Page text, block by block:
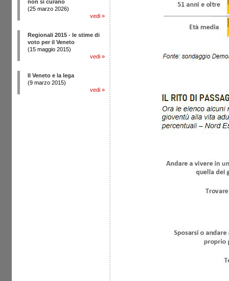
non si curano
(25 marzo 2026)
vedi »
Regionali 2015 - le stime di
voto per il Veneto
(15 maggio 2015)
vedi »
Il Veneto e la lega
(9 marzo 2015)
vedi »